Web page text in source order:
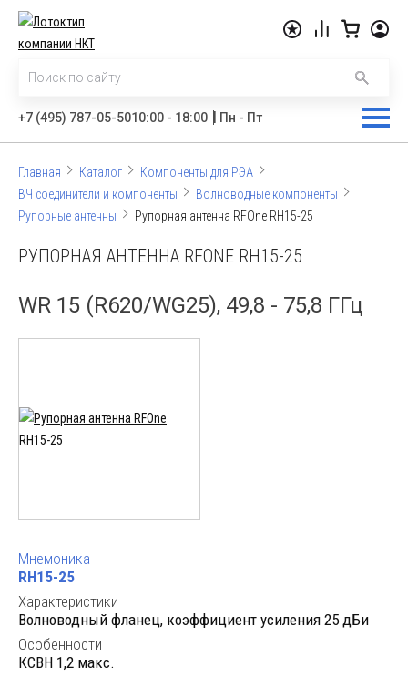
+7 (495) 787-05-5010:00 - 18:00 Пн - Пт
Главная Каталог
Компоненты для РЭА
ВЧ соединители и компоненты
Волноводные компоненты
Рупорные антенны
Рупорная антенна RFOne RH15-25
РУПОРНАЯ АНТЕННА RFONE RH15-25
WR 15 (R620/WG25), 49,8 - 75,8 ГГц
Мнемоника
RH15-25
Характеристики
Волноводный фланец, коэффициент усиления 25 дБи
Особенности
КСВН 1,2 макс.